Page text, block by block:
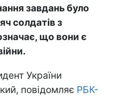
завдань було
солдатів з
що вони є
України
повідомляє РБК-